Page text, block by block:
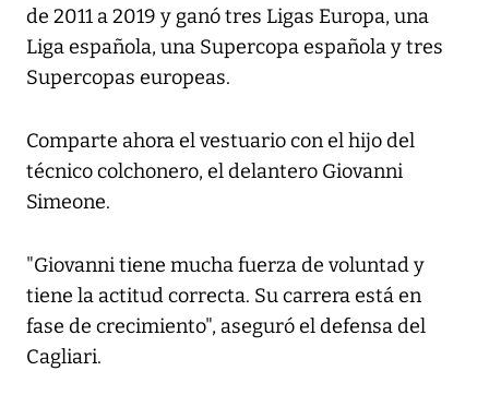
de 2011 a 2019 y ganó tres Ligas Europa, una
Liga española, una Supercopa española y tres
Supercopas europeas.
Comparte ahora el vestuario con el hijo del
técnico colchonero, el delantero Giovanni
Simeone.
"Giovanni tiene mucha fuerza de voluntad y
tiene la actitud correcta. Su carrera está en
fase de crecimiento", aseguró el defensa del
Cagliari.